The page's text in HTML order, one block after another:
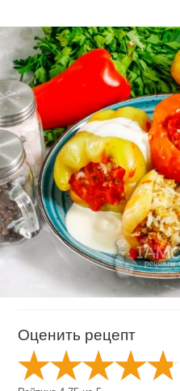
Оценить рецепт